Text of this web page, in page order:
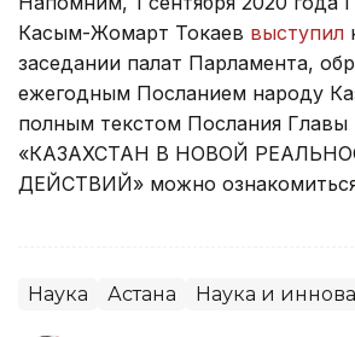
Касым-Жомарт Токаев выступил
заседании палат Парламента,
ежегодным Посланием народу
полным текстом Послания Главы
«КАЗАХСТАН В НОВОЙ
ДЕЙСТВИЙ» можно
Наука Астана Наука и